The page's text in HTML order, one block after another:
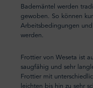
Bademäntel werden
gewoben. So können
Arbeitsbedingungen
werden.
Frottier von Weseta ist
saugfähig und sehr
Frottier mit
leichten bis hin zu sehr